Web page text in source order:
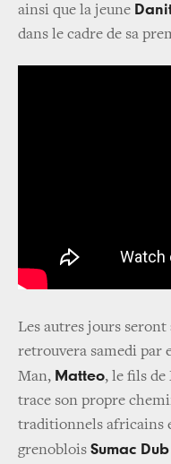
ainsi que la jeune
dans le cadre de sa
Les autres jours
retrouvera samedi par
Man, Matteo, le fils de
trace son propre
traditionnels africains
grenoblois Sumac Dub